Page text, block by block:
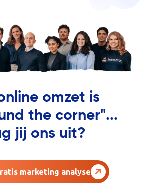
omzet is
the corner"...
jij ons uit?
marketing analyse